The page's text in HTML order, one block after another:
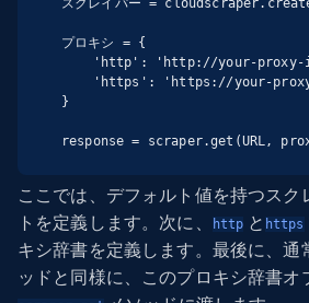
スクレイパー =
プロキシ = {
}
response = scraper.get(URL,
ここでは、デフォルト値を持つスク
トを定義します。次に、
http と https
キシ辞書を定義します。最後に、通
ッドと同様に、このプロキシ辞書オ